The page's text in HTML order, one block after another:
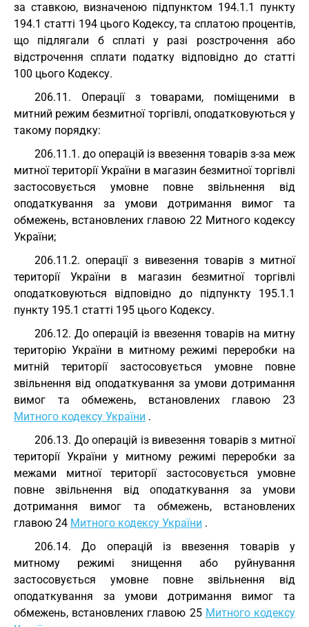
за ставкою, визначеною підпунктом 194.1.1 пункту
194.1 статті 194 цього Кодексу, та сплатою процентів,
що підлягали б сплаті у разі розстрочення або
відстрочення сплати податку відповідно до статті
100 цього Кодексу.
206.11. Операції з товарами, поміщеними в
митний режим безмитної торгівлі, оподатковуються у
такому порядку:
206.11.1. до операцій із ввезення товарів з-за меж
митної території України в магазин безмитної торгівлі
застосовується умовне повне звільнення від
оподаткування за умови дотримання вимог та
обмежень, встановлених главою 22 Митного кодексу
України;
206.11.2. операції з вивезення товарів з митної
території України в магазин безмитної торгівлі
оподатковуються відповідно до підпункту 195.1.1
пункту 195.1 статті 195 цього Кодексу.
206.12. До операцій із ввезення товарів на митну
територію України в митному режимі переробки на
митній території застосовується умовне повне
звільнення від оподаткування за умови дотримання
вимог та обмежень, встановлених главою 23
Митного кодексу України .
206.13. До операцій із вивезення товарів з митної
території України у митному режимі переробки за
межами митної території застосовується умовне
повне звільнення від оподаткування за умови
дотримання вимог та обмежень, встановлених
главою 24 Митного кодексу України .
206.14. До операцій із ввезення товарів у
митному режимі знищення або руйнування
застосовується умовне повне звільнення від
оподаткування за умови дотримання вимог та
обмежень, встановлених главою 25 Митного кодексу